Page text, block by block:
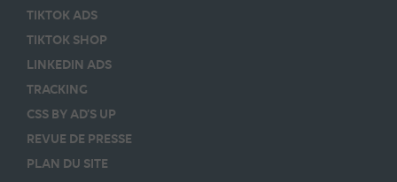
TIKTOK ADS
TIKTOK SHOP
LINKEDIN ADS
TRACKING
CSS BY AD’S UP
REVUE DE PRESSE
PLAN DU SITE